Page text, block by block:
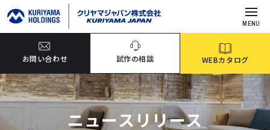
MENU
お問い合わせ 試作の相談 WEBカタログ
ニュースリリース